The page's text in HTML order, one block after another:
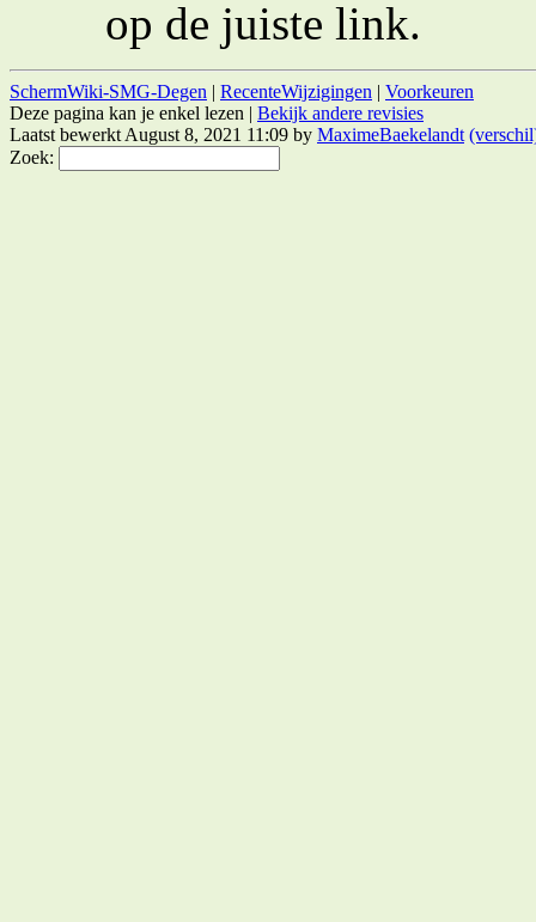
op de juiste link.
SchermWiki-SMG-Degen | RecenteWijzigingen | Voorkeuren
Deze pagina kan je enkel lezen | Bekijk andere revisies
Laatst bewerkt August 8, 2021 11:09 by MaximeBaekelandt
Zoek: